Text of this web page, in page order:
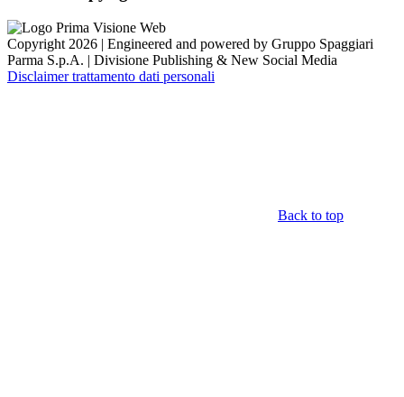
Copyright 2026 | Engineered and powered by Gruppo Spaggiari
Parma S.p.A. | Divisione Publishing & New Social Media
Disclaimer trattamento dati personali
Back to top